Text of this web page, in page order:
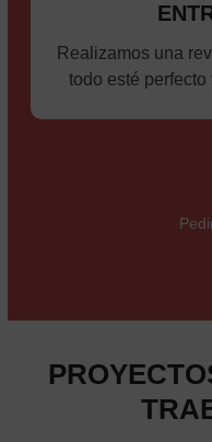
Realizamos una
todo esté